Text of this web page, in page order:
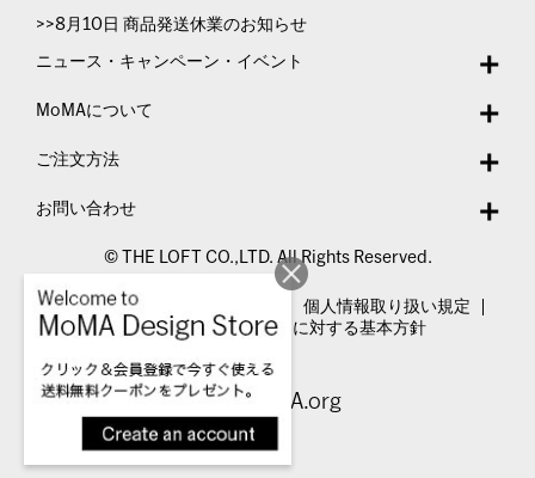
>>8月10日 商品発送休業のお知らせ
ニュース・キャンペーン・イベント
MoMAについて
ご注文方法
お問い合わせ
© THE LOFT CO.,LTD. All Rights Reserved.
特定商取引法表示
個人情報取り扱い規定
カスタマーハラスメントに対する基本方針
Visit MoMA.org